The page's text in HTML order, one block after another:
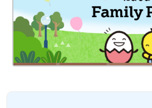
sayakaさんは「スラブジャージーV
きすぎないVネックがデコルテ部分
らしいシルエットを表現してくれ
で、キャミやタンクを中に着ると◎
ので、ワイドパンツやゆるっとし